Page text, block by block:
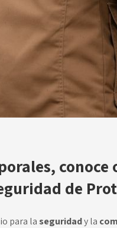
de
para la seguridady la